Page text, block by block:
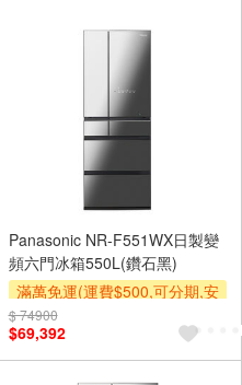
Panasonic NR-F551WX日製變
頻六門冰箱550L(鑽石黑)
滿萬免運(運費$500,可分期,安
裝跨區費另計,單品未滿1萬元
及使用6期以上分期0利率,需付
基本安裝運費)
$ 74900
$69,392